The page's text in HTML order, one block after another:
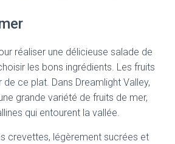
réaliser une délicieuse salade de
les bons ingrédients. Les fruits
ce plat. Dans Dreamlight Valley,
grande variété de fruits de mer,
qui entourent la vallée.
crevettes, légèrement sucrées et